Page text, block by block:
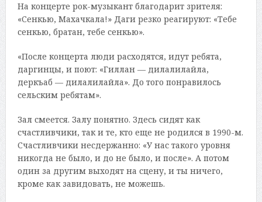
На концерте рок-музыкант благодарит зрителя:
«Сенкью, Махачкала!» Даги резко реагируют: «Тебе
сенкью, братан, тебе сенкью».
«После концерта люди расходятся, идут ребята,
даргинцы, и поют: «Гиллан — дилалилайла,
деркъаб — дилалилайла». До того понравилось
сельским ребятам».
Зал смеется. Залу понятно. Здесь сидят как
счастливчики, так и те, кто еще не родился в 1990-м.
Счастливчики несдержанно: «У нас такого уровня
никогда не было, и до не было, и после». А потом
один за другим выходят на сцену, и ты ничего,
кроме как завидовать, не можешь.